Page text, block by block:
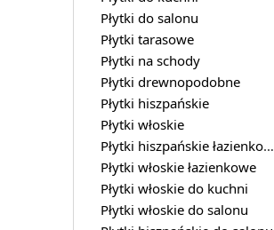
Płytki do salonu
Płytki tarasowe
Płytki na schody
Płytki drewnopodobne
Płytki hiszpańskie
Płytki włoskie
Płytki hiszpańskie łazienkowe
Płytki włoskie łazienkowe
Płytki włoskie do kuchni
Płytki włoskie do salonu